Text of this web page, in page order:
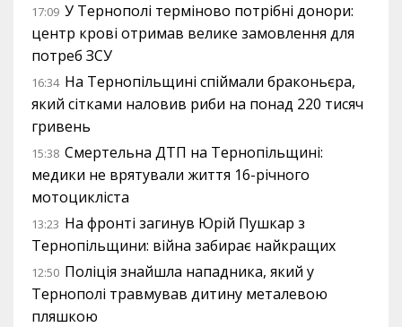
17:09 У Тернополі терміново потрібні донори:
центр крові отримав велике замовлення для
потреб ЗСУ
16:34 На Тернопільщині спіймали браконьєра,
який сітками наловив риби на понад 220 тисяч
гривень
15:38 Смертельна ДТП на Тернопільщині:
медики не врятували життя 16-річного
мотоцикліста
13:23 На фронті загинув Юрій Пушкар з
Тернопільщини: війна забирає найкращих
12:50 Поліція знайшла нападника, який у
Тернополі травмував дитину металевою
пляшкою